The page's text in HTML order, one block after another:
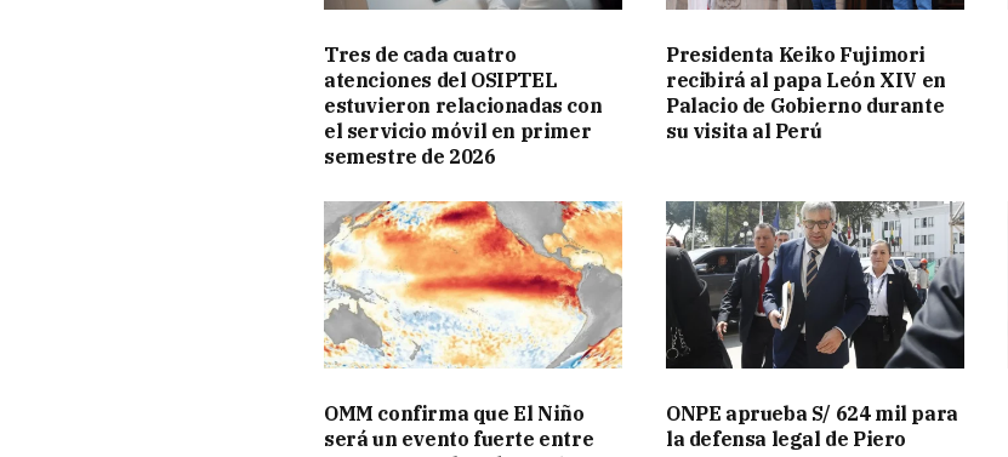
Tres de cada cuatro
atenciones del OSIPTEL
estuvieron relacionadas con
el servicio móvil en primer
semestre de 2026
Presidenta Keiko Fujimori
recibirá al papa León XIV en
Palacio de Gobierno durante
su visita al Perú
OMM confirma que El Niño
será un evento fuerte entre
ONPE aprueba S/ 624 mil para
la defensa legal de Piero